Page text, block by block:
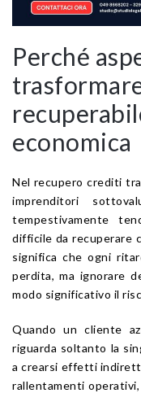
Perché
economica
Nel recupero crediti
imprenditori
tempestivamente
difficile da recuperare
significa che ogni
perdita, ma ignorare
modo significativo il
Quando un cliente
riguarda soltanto la
a crearsi effetti
rallentamenti